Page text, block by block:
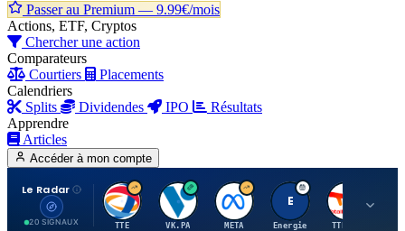
Passer au Premium — 9.99€/mois
Actions, ETF, Cryptos
Chercher une action
Comparateurs
Courtiers
Placements
Calendriers
Splits
Dividendes IPO
Résultats
Apprendre
Articles
Accéder à mon compte
Le Radar
20 SIGNAUX
T
TTE
V
VK.PA
M
META
E
Energie
T
TTE.PA